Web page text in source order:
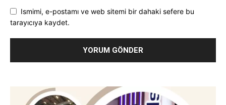
Ismimi, e-postamı ve web sitemi bir dahaki sefere bu
tarayıcıya kaydet.